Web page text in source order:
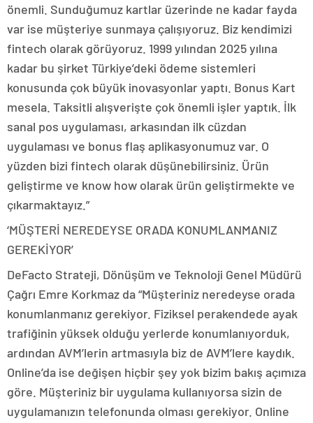
önemli. Sunduğumuz kartlar üzerinde ne kadar fayda
var ise müşteriye sunmaya çalışıyoruz. Biz kendimizi
fintech olarak görüyoruz. 1999 yılından 2025 yılına
kadar bu şirket Türkiye’deki ödeme sistemleri
konusunda çok büyük inovasyonlar yaptı. Bonus Kart
mesela. Taksitli alışverişte çok önemli işler yaptık. İlk
sanal pos uygulaması, arkasından ilk cüzdan
uygulaması ve bonus flaş aplikasyonumuz var. O
yüzden bizi fintech olarak düşünebilirsiniz. Ürün
geliştirme ve know how olarak ürün geliştirmekte ve
çıkarmaktayız.”
‘MÜŞTERİ NEREDEYSE ORADA KONUMLANMANIZ
GEREKİYOR’
DeFacto Strateji, Dönüşüm ve Teknoloji Genel Müdürü
Çağrı Emre Korkmaz da “Müşteriniz neredeyse orada
konumlanmanız gerekiyor. Fiziksel perakendede ayak
trafiğinin yüksek olduğu yerlerde konumlanıyorduk,
ardından AVM’lerin artmasıyla biz de AVM’lere kaydık.
Online’da ise değişen hiçbir şey yok bizim bakış açımıza
göre. Müşteriniz bir uygulama kullanıyorsa sizin de
uygulamanızın telefonunda olması gerekiyor. Online